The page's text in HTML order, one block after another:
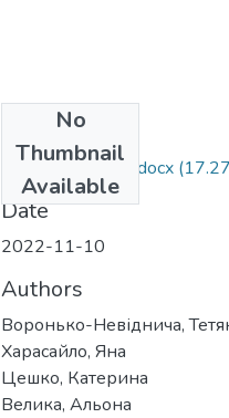
No
Thumbnail
Available
Харасайло_тези.docx
Date
2022-11-10
Authors
Воронько-Невіднича,
Харасайло, Яна
Цешко, Катерина
Велика, Альона